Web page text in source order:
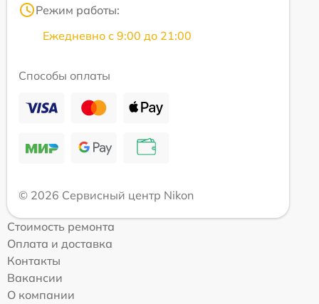
Режим работы:
Ежедневно с 9:00 до 21:00
Способы оплаты
© 2026 Сервисный центр Nikon
Стоимость ремонта
Оплата и доставка
Контакты
Вакансии
О компании